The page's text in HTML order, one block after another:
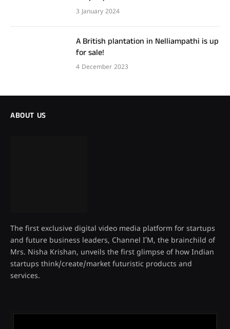
3 January 2024
A British plantation in Nelliampathi is up
for sale!
4 December 2023
ABOUT US
The first exclusive digital video media platform for startups
and future business leaders, Channel I’M, the brainchild of
Mrs. Nisha Krishan, unveils the first glimpse of how Indian
startups think/create/market futuristic products and
services.